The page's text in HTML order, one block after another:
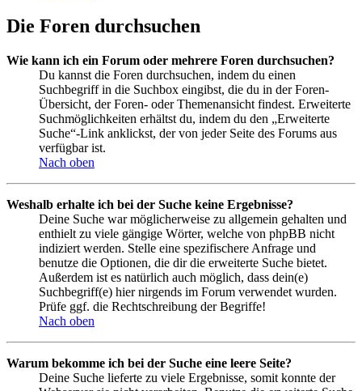
Die Foren durchsuchen
Wie kann ich ein Forum oder mehrere Foren durchsuchen?
Du kannst die Foren durchsuchen, indem du einen
Suchbegriff in die Suchbox eingibst, die du in der Foren-
Übersicht, der Foren- oder Themenansicht findest. Erweiterte
Suchmöglichkeiten erhältst du, indem du den „Erweiterte
Suche“-Link anklickst, der von jeder Seite des Forums aus
verfügbar ist.
Nach oben
Weshalb erhalte ich bei der Suche keine Ergebnisse?
Deine Suche war möglicherweise zu allgemein gehalten und
enthielt zu viele gängige Wörter, welche von phpBB nicht
indiziert werden. Stelle eine spezifischere Anfrage und
benutze die Optionen, die dir die erweiterte Suche bietet.
Außerdem ist es natürlich auch möglich, dass dein(e)
Suchbegriff(e) hier nirgends im Forum verwendet wurden.
Prüfe ggf. die Rechtschreibung der Begriffe!
Nach oben
Warum bekomme ich bei der Suche eine leere Seite?
Deine Suche lieferte zu viele Ergebnisse, somit konnte der